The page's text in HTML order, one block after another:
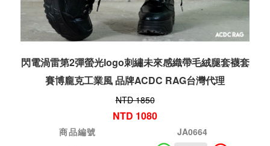
閃電渦雷第2彈螢光logo刺繡未來感織帶毛絨腿套襪套
賽博龐克工業風 品牌ACDC RAG台灣代理
NTD 1850
NTD 1080
商品編號
JA0664